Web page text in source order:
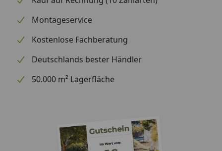
Optional
erhältlich
"Zubehör")
Blendenabdeckungen (aus
Aluminium + Spezialschrauben)
Für eine optimale Abdichtung
des Daches an den
Alternativ ist allerdings auch eine
andere Form der Abdeckung (z.
Montageservice
Kostenlose Fachberatung
Deutschlands bester Händler
50.000 m² Lagerfläche